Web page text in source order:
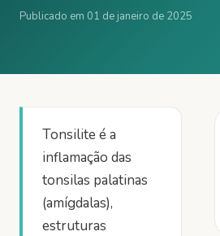
Publicado em 01 de janeiro de 2025
Tonsilite é a
inflamação das
tonsilas palatinas
(amígdalas),
estruturas